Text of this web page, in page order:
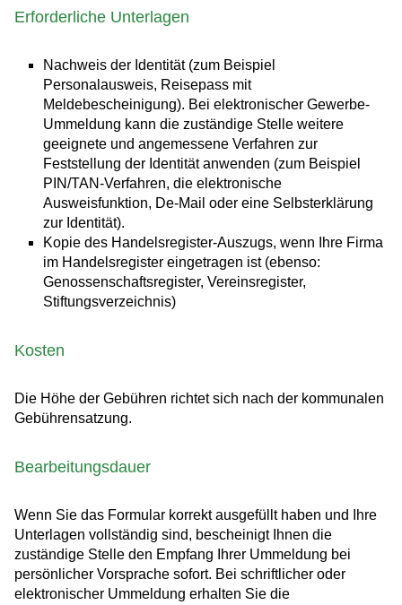
Erforderliche Unterlagen
Nachweis der Identität (zum Beispiel
Personalausweis, Reisepass mit
Meldebescheinigung). Bei elektronischer Gewerbe-
Ummeldung kann die zuständige Stelle weitere
geeignete und angemessene Verfahren zur
Feststellung der Identität anwenden (zum Beispiel
PIN/TAN-Verfahren, die elektronische
Ausweisfunktion, De-Mail oder eine Selbsterklärung
zur Identität).
Kopie des Handelsregister-Auszugs, wenn Ihre Firma
im Handelsregister eingetragen ist (ebenso:
Genossenschaftsregister, Vereinsregister,
Stiftungsverzeichnis)
Kosten
Die Höhe der Gebühren richtet sich nach der kommunalen
Gebührensatzung.
Bearbeitungsdauer
Wenn Sie das Formular korrekt ausgefüllt haben und Ihre
Unterlagen vollständig sind, bescheinigt Ihnen die
zuständige Stelle den Empfang Ihrer Ummeldung bei
persönlicher Vorsprache sofort. Bei schriftlicher oder
elektronischer Ummeldung erhalten Sie die